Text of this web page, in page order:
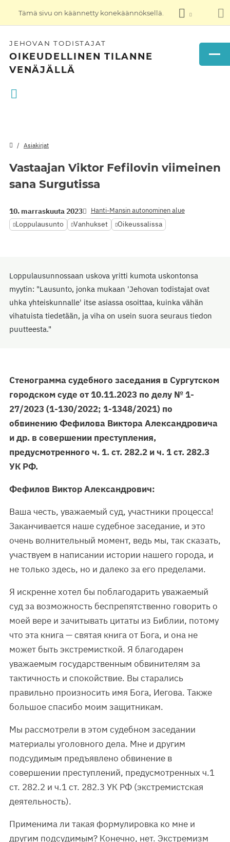
Tämä sivu on käännetty konekäännöksellä.
JEHOVAN TODISTAJAT
OIKEUDELLINEN TILANNE
VENÄJÄLLÄ
Asiakirjat
Vastaajan Viktor Fefilovin viimeinen
sana Surgutissa
10. marraskuuta 2023 Hanti-Mansin autonominen alue
Loppulausunto Vanhukset Oikeussalissa
Loppulausunnossaan uskova yritti kumota uskontonsa
myytin: "Lausunto, jonka mukaan 'Jehovan todistajat ovat
uhka yhteiskunnalle' itse asiassa osoittaa, kuinka vähän
vihatuista tiedetään, ja viha on usein suora seuraus tiedon
puutteesta."
Стенограмма судебного заседания в Сургутском
городском суде от 10.11.2023 по делу № 1-
27/2023 (1-130/2022; 1-1348/2021) по
обвинению Фефилова Виктора Александровича
и др. в совершении преступления,
предусмотренного ч. 1. ст. 282.2 и ч. 1 ст. 282.3
УК РФ.
Фефилов Виктор Александрович:
Ваша честь, уважаемый суд, участники процесса!
Заканчивается наше судебное заседание, и это
очень волнительный момент, ведь мы, так сказать,
участвуем в написании истории нашего города, и
не только здесь, но и далеко за его пределами.
Я искренне хотел бы поблагодарить уважаемый
суд за возможность беспрепятственно говорить о
моей вере и зачитывать цитаты из Библии, потому
что эта книга — святая книга от Бога, и она не
может быть экстремисткой. Я благодарен
уважаемым государственным обвинителям за
тактичность и спокойствие. Вы старались
правильно произносить имя Бога, Иегова. Также
большое спасибо моим защитникам.
Мы рассмотрели в этом судебном заседании
материалы уголовного дела. Мне и другим
подсудимым предъявлено обвинение в
совершении преступлений, предусмотренных ч.1
ст. 282.2 и ч.1 ст. 282.3 УК РФ (экстремистская
деятельность).
Применима ли такая формулировка ко мне и
другим подсудимым? Конечно, нет. Экстремизм